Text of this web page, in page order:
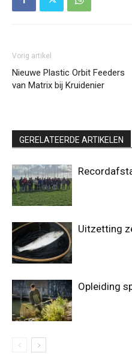
Vorig artikel
Nieuwe Plastic Orbit Feeders
van Matrix bij Kruidenier
GERELATEERDE ARTIKELEN
Uitzetting
Opleiding